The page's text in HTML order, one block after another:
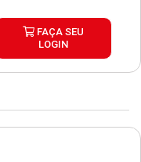
FAÇA SEU
LOGIN